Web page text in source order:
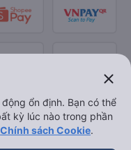
close
ổn định. Bạn có thể
kỳ lúc nào trong phần
Chính sách Cookie.